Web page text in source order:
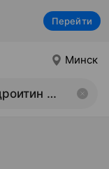
Перейти
Минск